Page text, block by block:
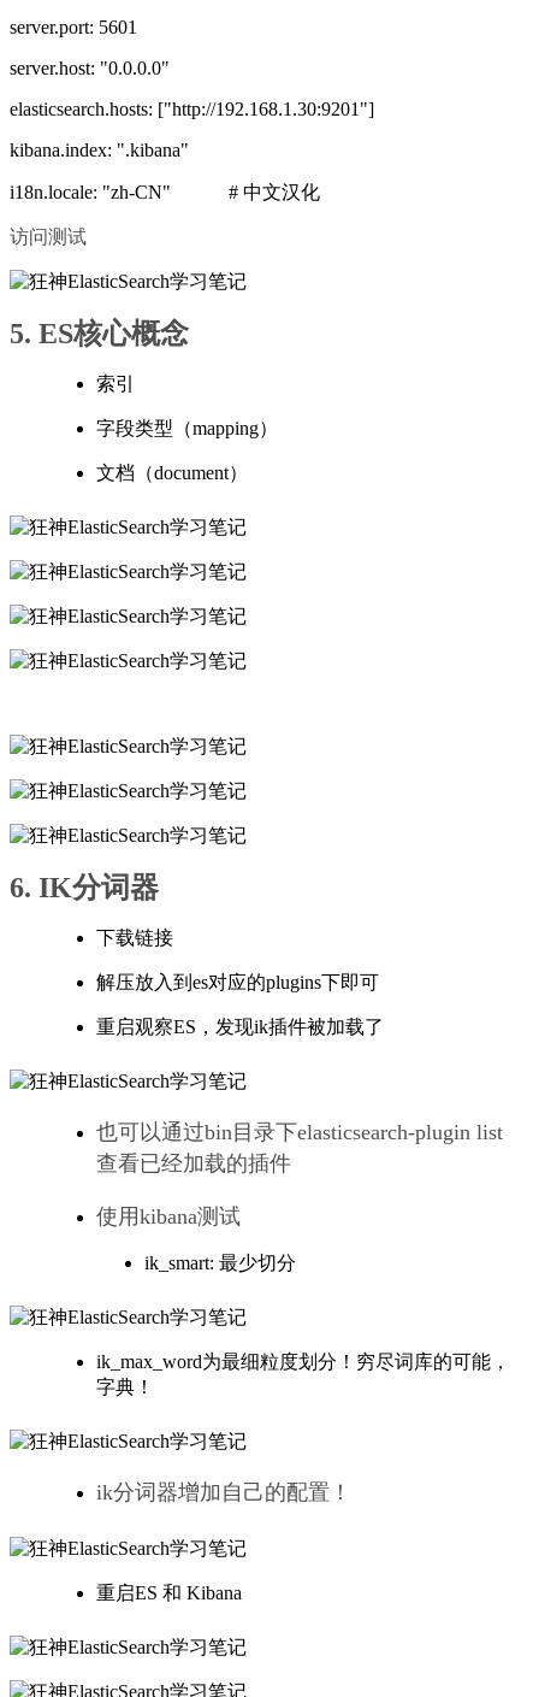
server.port: 5601
server.host: "0.0.0.0"
elasticsearch.hosts: ["http://192.168.1.30:9201"]
kibana.index: ".kibana"
i18n.locale: "zh-CN" # 中文汉化
访问测试
5. ES核心概念
索引
字段类型（mapping）
文档（document）
6. IK分词器
下载链接
解压放入到es对应的plugins下即可
重启观察ES，发现ik插件被加载了
也可以通过bin目录下elasticsearch-plugin list
查看已经加载的插件
使用kibana测试
ik_smart: 最少切分
ik_max_word为最细粒度划分！穷尽词库的可能，
字典！
ik分词器增加自己的配置！
重启ES 和 Kibana